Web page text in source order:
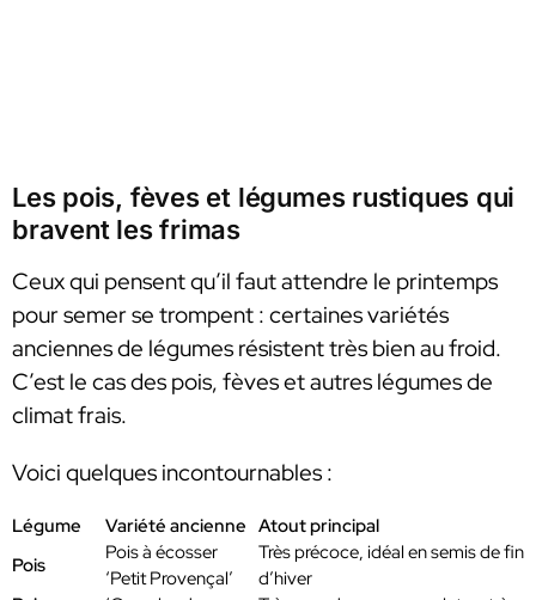
Les pois, fèves et légumes rustiques qui
bravent les frimas
Ceux qui pensent qu’il faut attendre le printemps
pour semer se trompent : certaines variétés
anciennes de légumes résistent très bien au froid.
C’est le cas des pois, fèves et autres légumes de
climat frais.
Voici quelques incontournables :
Légume Variété ancienne Atout principal
Pois
Pois à écosser
‘Petit Provençal’
Très précoce, idéal en semis de fin
d’hiver